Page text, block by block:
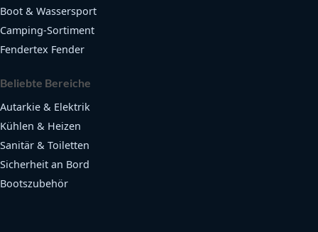
Boot & Wassersport
Camping-Sortiment
Fendertex Fender
Beliebte Bereiche
Autarkie & Elektrik
Kühlen & Heizen
Sanitär & Toiletten
Sicherheit an Bord
Bootszubehör